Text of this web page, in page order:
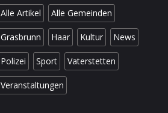
Alle Artikel Alle Gemeinden
Grasbrunn Haar Kultur News
Polizei Sport Vaterstetten
Veranstaltungen